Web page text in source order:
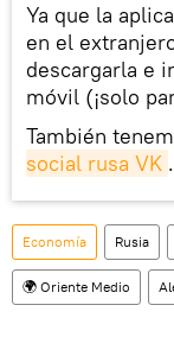
Ya que la
en el
descargarla e
móvil (¡solo
También
social rusa VK .
Economía Rusia
🌍 Oriente Medio